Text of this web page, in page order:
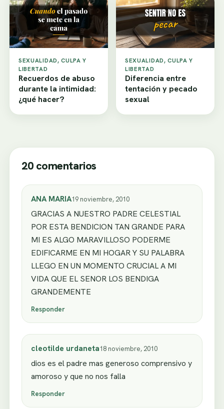
SEXUALIDAD, CULPA Y
LIBERTAD
Recuerdos de abuso
durante la intimidad:
¿qué hacer?
SEXUALIDAD, CULPA Y
LIBERTAD
Diferencia entre
tentación y pecado
sexual
20 comentarios
ANA MARIA19 noviembre, 2010
GRACIAS A NUESTRO PADRE CELESTIAL
POR ESTA BENDICION TAN GRANDE PARA
MI ES ALGO MARAVILLOSO PODERME
EDIFICARME EN MI HOGAR Y SU PALABRA
LLEGO EN UN MOMENTO CRUCIAL A MI
VIDA QUE EL SENOR LOS BENDIGA
GRANDEMENTE
Responder
cleotilde urdaneta18 noviembre, 2010
dios es el padre mas generoso comprensivo y
amoroso y que no nos falla
Responder